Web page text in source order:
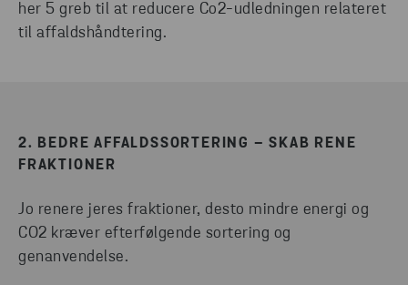
her 5 greb til at reducere Co2-udledningen relateret
til affaldshåndtering.
2. BEDRE AFFALDSSORTERING – SKAB RENE
FRAKTIONER
Jo renere jeres fraktioner, desto mindre energi og
CO2 kræver efterfølgende sortering og
genanvendelse.